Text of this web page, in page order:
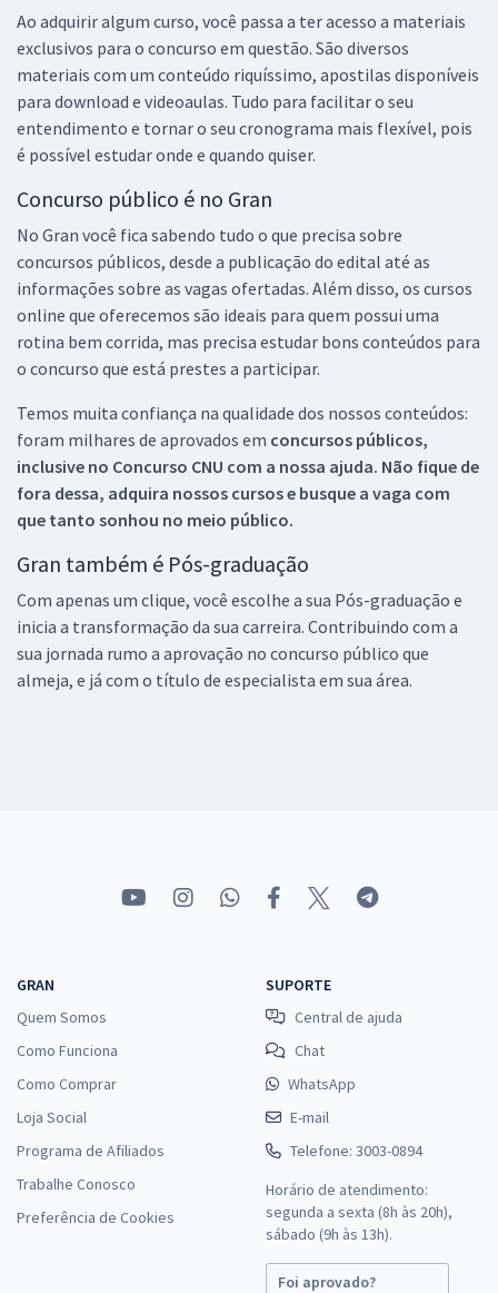
Ao adquirir algum curso, você passa a ter acesso a materiais
exclusivos para o concurso em questão. São diversos
materiais com um conteúdo riquíssimo, apostilas disponíveis
para download e videoaulas. Tudo para facilitar o seu
entendimento e tornar o seu cronograma mais flexível, pois
é possível estudar onde e quando quiser.
Concurso público é no Gran
No Gran você fica sabendo tudo o que precisa sobre
concursos públicos, desde a publicação do edital até as
informações sobre as vagas ofertadas. Além disso, os cursos
online que oferecemos são ideais para quem possui uma
rotina bem corrida, mas precisa estudar bons conteúdos para
o concurso que está prestes a participar.
Temos muita confiança na qualidade dos nossos conteúdos:
foram milhares de aprovados em concursos públicos,
inclusive no Concurso CNU com a nossa ajuda. Não fique de
fora dessa, adquira nossos cursos e busque a vaga com
que tanto sonhou no meio público.
Gran também é Pós-graduação
Com apenas um clique, você escolhe a sua Pós-graduação e
inicia a transformação da sua carreira. Contribuindo com a
sua jornada rumo a aprovação no concurso público que
almeja, e já com o título de especialista em sua área.
GRAN
Quem Somos
Como Funciona
Como Comprar
Loja Social
Programa de Afiliados
Trabalhe Conosco
Preferência de Cookies
SUPORTE
Central de ajuda
Chat
WhatsApp
E-mail
Telefone: 3003-0894
Horário de atendimento:
segunda a sexta (8h às 20h),
sábado (9h às 13h).
Foi aprovado?